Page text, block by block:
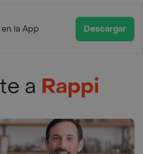
la App Descargar
a Rappi